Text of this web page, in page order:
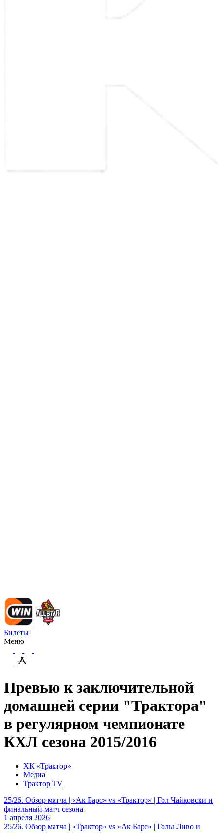
Билеты
Меню
Превью к заключительной
домашней серии "Трактора"
в регулярном чемпионате
КХЛ сезона 2015/2016
ХК «Трактор»
Медиа
Трактор TV
25/26. Обзор матча | «Ак Барс» vs «Трактор» | Гол Чайковски и
финальный матч сезона
1 апреля 2026
25/26. Обзор матча | «Трактор» vs «Ак Барс» | Голы Ливо и